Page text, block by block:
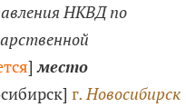
НКВД по
]место
г. Новосибирск